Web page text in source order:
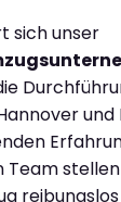
sich unser
und
Team